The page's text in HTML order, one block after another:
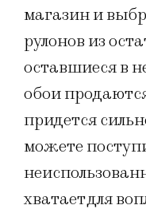
магазин и
рулонов из
оставшиеся в
обои
придется
можете
хватает для